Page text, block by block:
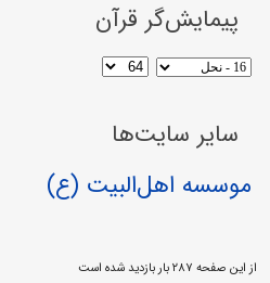
پیمایش‌گر قرآن
سایر سایت‌ها
موسسه اهل‌البیت (ع)
از این صفحه ۲۸۷ بار بازدید شده است